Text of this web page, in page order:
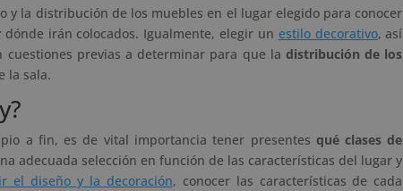
y la distribución de los muebles en el lugar elegido para conocer
irán colocados. Igualmente, elegir un estilo decorativo, así
cuestiones previas a determinar para que ladistribución de los
la sala.
a fin, es de vital importancia tener presentes qué clases de
adecuada selección en función de las características del lugar y
el diseño y la decoración, conocer las características de cada